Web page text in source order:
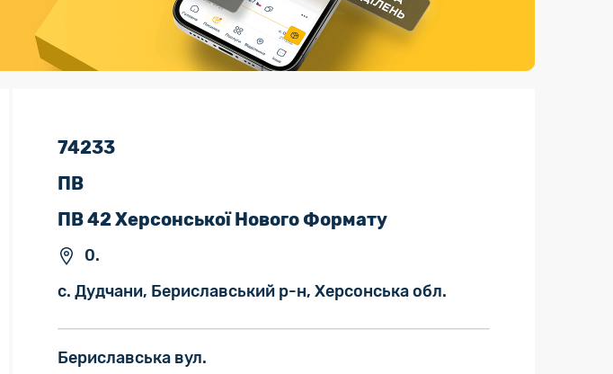
Валютно-обмінні операції
Страхові послуги
Каталог «Укрпошта Маркет»
74233
ПВ
ПВ 42 Херсонської Нового Формату
0.
с. Дудчани, Бериславський р-н, Херсонська обл.
Бериславська вул.